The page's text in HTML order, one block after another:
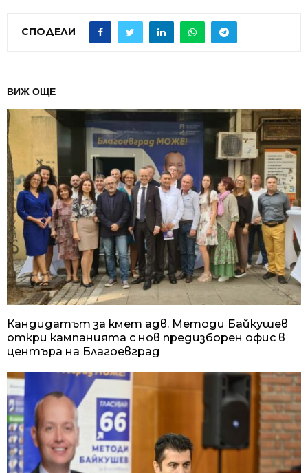
СПОДЕЛИ
ВИЖ ОЩЕ
Кандидатът за кмет адв. Методи Байкушев
откри кампанията с нов предизборен офис в
центъра на Благоевград